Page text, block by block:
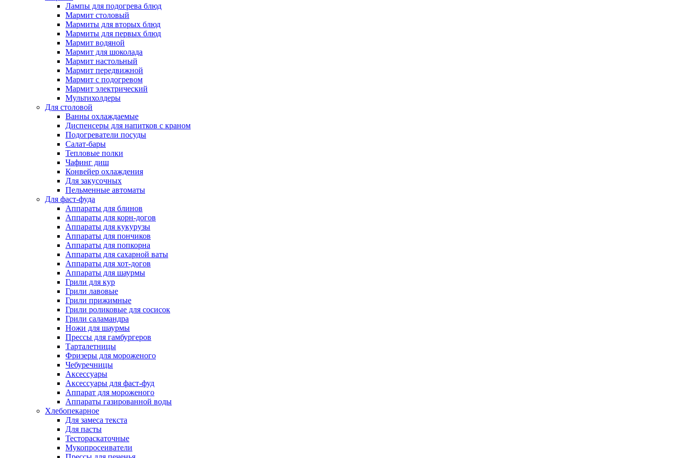
Лампы для подогрева блюд
Мармит столовый
Мармиты для вторых блюд
Мармиты для первых блюд
Мармит водяной
Мармит для шоколада
Мармит настольный
Мармит передвижной
Мармит с подогревом
Мармит электрический
Мультихолдеры
Для столовой
Ванны охлаждаемые
Диспенсеры для напитков с краном
Подогреватели посуды
Салат-бары
Тепловые полки
Чафинг диш
Конвейер охлаждения
Для закусочных
Пельменные автоматы
Для фаст-фуда
Аппараты для блинов
Аппараты для корн-догов
Аппараты для кукурузы
Аппараты для пончиков
Аппараты для попкорна
Аппараты для сахарной ваты
Аппараты для хот-догов
Аппараты для шаурмы
Грили для кур
Грили лавовые
Грили прижимные
Грили роликовые для сосисок
Грили саламандра
Ножи для шаурмы
Прессы для гамбургеров
Тарталетницы
Фризеры для мороженого
Чебуречницы
Аксессуары
Аксессуары для фаст-фуд
Аппарат для мороженого
Аппараты газированной воды
Хлебопекарное
Для замеса текста
Для пасты
Тестораскаточные
Мукопросеиватели